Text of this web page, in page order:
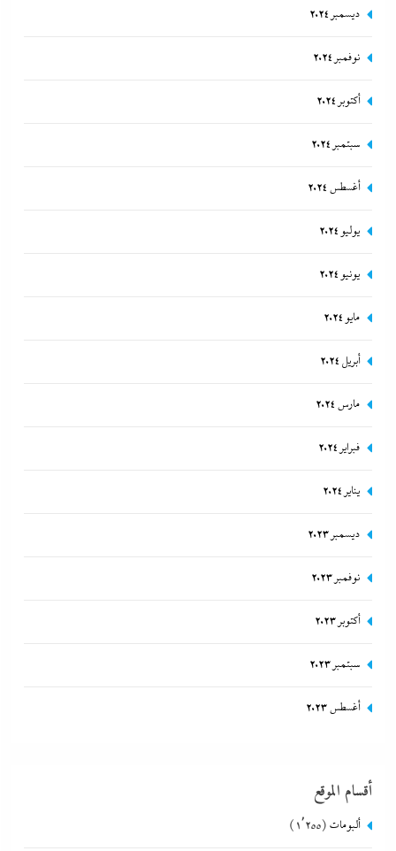
ديسمبر 2024
نوفمبر 2024
أكتوبر 2024
سبتمبر 2024
أغسطس 2024
يوليو 2024
يونيو 2024
مايو 2024
أبريل 2024
مارس 2024
فبراير 2024
يناير 2024
ديسمبر 2023
نوفمبر 2023
أكتوبر 2023
سبتمبر 2023
أغسطس 2023
أقسام الموقع
ألبومات (1٬255)